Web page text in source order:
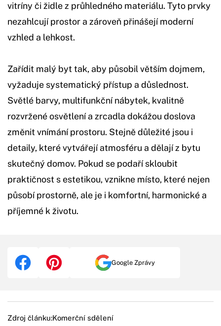
vitríny či židle z průhledného materiálu. Tyto prvky
nezahlcují prostor a zároveň přinášejí moderní
vzhled a lehkost.
Zařídit malý byt tak, aby působil větším dojmem,
vyžaduje systematický přístup a důslednost.
Světlé barvy, multifunkční nábytek, kvalitně
rozvržené osvětlení a zrcadla dokážou doslova
změnit vnímání prostoru. Stejně důležité jsou i
detaily, které vytvářejí atmosféru a dělají z bytu
skutečný domov. Pokud se podaří skloubit
praktičnost s estetikou, vznikne místo, které nejen
působí prostorně, ale je i komfortní, harmonické a
příjemné k životu.
Google Zprávy
Zdroj článku:Komerční sdělení